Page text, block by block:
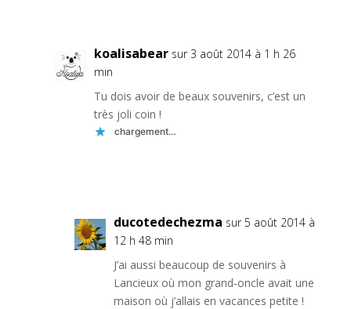
koalisabear sur 3 août 2014 à 1 h 26
min
Tu dois avoir de beaux souvenirs, c’est un
très joli coin !
chargement…
ducotedechezma sur 5 août 2014 à
12 h 48 min
J’ai aussi beaucoup de souvenirs à
Lancieux où mon grand-oncle avait une
maison où j’allais en vacances petite !